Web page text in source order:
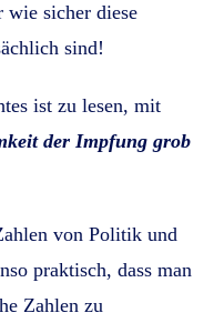
sicher diese
sind!
ist zu lesen, mit
der Impfung grob
von Politik und
praktisch, dass man
Zahlen zu